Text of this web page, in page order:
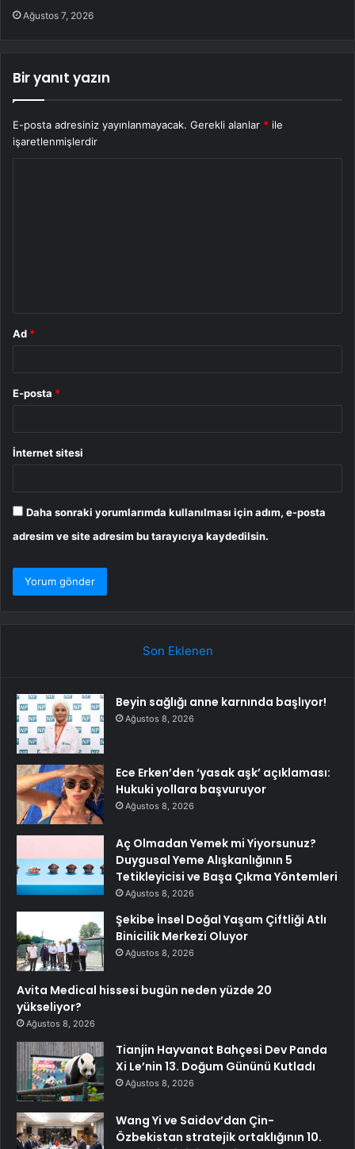
Ağustos 7, 2026
Bir yanıt yazın
E-posta adresiniz yayınlanmayacak. Gerekli alanlar * ile
işaretlenmişlerdir
Ad *
E-posta *
İnternet sitesi
Daha sonraki yorumlarımda kullanılması için adım, e-posta
adresim ve site adresim bu tarayıcıya kaydedilsin.
Son Eklenen
Beyin sağlığı anne karnında başlıyor!
Ağustos 8, 2026
Ece Erken’den ‘yasak aşk’ açıklaması:
Hukuki yollara başvuruyor
Ağustos 8, 2026
Aç Olmadan Yemek mi Yiyorsunuz?
Duygusal Yeme Alışkanlığının 5
Tetikleyicisi ve Başa Çıkma Yöntemleri
Ağustos 8, 2026
Şekibe İnsel Doğal Yaşam Çiftliği Atlı
Binicilik Merkezi Oluyor
Ağustos 8, 2026
Avita Medical hissesi bugün neden yüzde 20
yükseliyor?
Ağustos 8, 2026
Tianjin Hayvanat Bahçesi Dev Panda
Xi Le’nin 13. Doğum Gününü Kutladı
Ağustos 8, 2026
Wang Yi ve Saidov’dan Çin-
Özbekistan stratejik ortaklığının 10.